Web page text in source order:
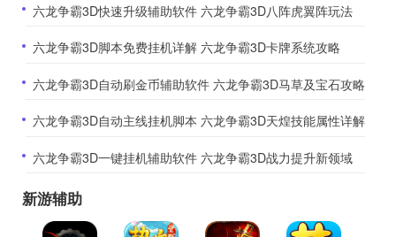
​六龙争霸3D快速升级辅助软件 六龙争霸3D八阵虎翼阵玩法
​六龙争霸3D脚本免费挂机详解 六龙争霸3D卡牌系统攻略
​六龙争霸3D自动刷金币辅助软件 六龙争霸3D马草及宝石攻略
​六龙争霸3D自动主线挂机脚本 六龙争霸3D天煌技能属性详解
​六龙争霸3D一键挂机辅助软件 六龙争霸3D战力提升新领域
新游辅助